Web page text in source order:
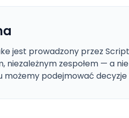
jest prowadzony przez
niezależnym zespołem — a
możemy podejmować